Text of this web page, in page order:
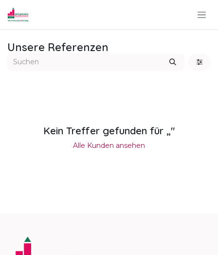
Unsere Referenzen
Kein Treffer gefunden für „"
Alle Kunden ansehen